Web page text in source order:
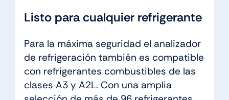
Listo para cualquier refrigerante
Para la máxima seguridad el analizador
de refrigeración también es compatible
con refrigerantes combustibles de las
clases A3 y A2L. Con una amplia